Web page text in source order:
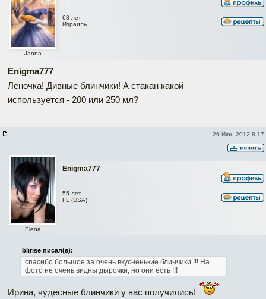
Janna
68 лет
Израиль
Enigma777
Леночка! Дивные блинчики! А стакан какой
используется - 200 или 250 мл?
26 Июн 2012 8:17
Enigma777
Elena
55 лет
FL (USA)
blirise писал(а):
спасибо большое за очень вкусненькие блинчики !!! На
фото не очень видны дырочки, но они есть !!!
Ирина, чудесные блинчики у вас получились!